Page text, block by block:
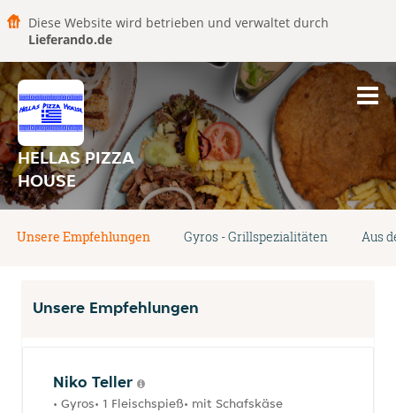
Diese Website wird betrieben und verwaltet durch
Lieferando.de
HELLAS PIZZA
HOUSE
Unsere Empfehlungen Gyros - Grillspezialitäten Aus
Unsere Empfehlungen
Niko Teller
• Gyros• 1 Fleischspieß• mit Schafskäse